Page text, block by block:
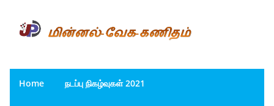
Home நடப்பு நிகழ்வுகள் 2021